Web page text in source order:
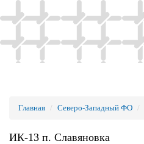
Главная Северо-Западный ФО
ИК-13 п. Славяновка